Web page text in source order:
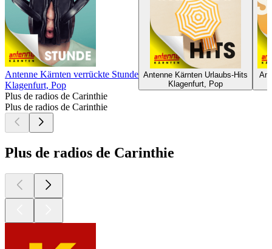
Antenne Kärnten verrückte Stunde
Klagenfurt, Pop
Antenne Kärnten Urlaubs-Hits
Klagenfurt, Pop
Plus de radios de Carinthie
Plus de radios de Carinthie
Plus de radios de Carinthie